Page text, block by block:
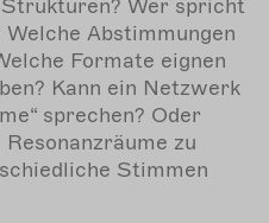
Wer spricht
Abstimmungen
Formate eignen
Kann ein Netzwerk
sprechen? Oder
zu
Stimmen